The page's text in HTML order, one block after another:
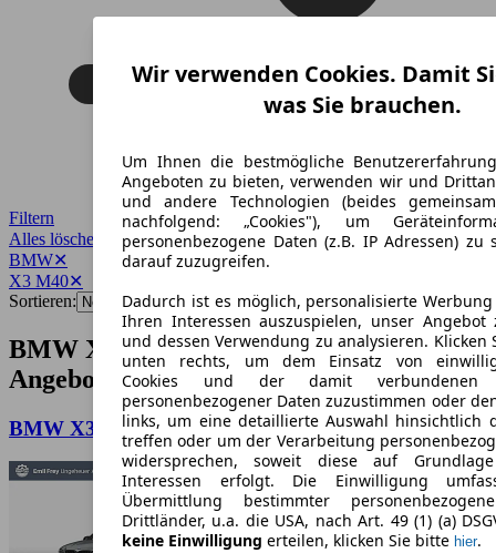
Wir verwenden Cookies. Damit
was Sie brauchen.
Um Ihnen die bestmögliche
Angeboten zu bieten, verwenden wir und
und andere Technologien (beides
nachfolgend: „Cookies"), um
personenbezogene Daten (z.B. IP Adressen) zu
darauf zuzugreifen.
Dadurch ist es möglich, personalisierte
Ihren Interessen auszuspielen, unser Angebot
und dessen Verwendung zu analysieren. Klicken
unten rechts, um dem Einsatz von
Cookies und der damit verbundenen
personenbezogener Daten zuzustimmen oder
links, um eine detaillierte Auswahl hinsichtlich
treffen oder um der Verarbeitung
widersprechen, soweit diese auf
Interessen erfolgt. Die Einwilligung
Übermittlung bestimmter
Drittländer, u.a. die USA, nach Art. 49 (1) (a)
keine Einwilligung erteilen, klicken Sie bitte hier.
Filtern
Alles löschen
BMW✕
X3 M40✕
Sortieren:
BMW X3 M40 Gebrauchtwagen-
Angebote
BMW X3 M40d, Standheizung, SHZ, Laserlicht